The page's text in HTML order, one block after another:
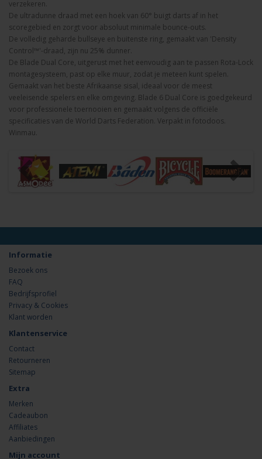
verzekeren.
De ultradunne draad met een hoek van 60° buigt darts af in het
scoregebied en zorgt voor absoluut minimale bounce-outs.
De volledig geharde bullseye en buitenste ring, gemaakt van 'Density
Control™'-draad, zijn nu 25% dunner.
De Blade Dual Core, uitgerust met het eenvoudig aan te passen Rota-Lock
montagesysteem, past op elke muur, zodat je meteen kunt spelen.
Gemaakt van het beste Afrikaanse sisal, ideaal voor de meest
veeleisende spelers en elke omgeving. Blade 6 Dual Core is goedgekeurd
voor professionele toernooien en gemaakt volgens de officiële
specificaties van de World Darts Federation. Verpakt in fotodoos.
Winmau.
Informatie
Bezoek ons
FAQ
Bedrijfsprofiel
Privacy & Cookies
Klant worden
Klantenservice
Contact
Retourneren
Sitemap
Extra
Merken
Cadeaubon
Affiliates
Aanbiedingen
Mijn account